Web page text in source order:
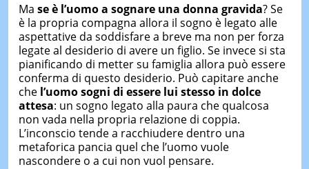
Ma se è l’uomo a sognare una donna gravida? Se
è la propria compagna allora il sogno è legato alle
aspettative da soddisfare a breve ma non per forza
legate al desiderio di avere un figlio. Se invece si sta
pianificando di metter su famiglia allora può essere
conferma di questo desiderio. Può capitare anche
che l’uomo sogni di essere lui stesso in dolce
attesa: un sogno legato alla paura che qualcosa
non vada nella propria relazione di coppia.
L’inconscio tende a racchiudere dentro una
metaforica pancia quel che l’uomo vuole
nascondere o a cui non vuol pensare.